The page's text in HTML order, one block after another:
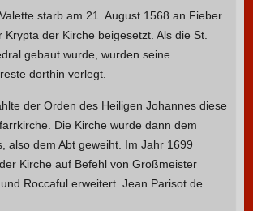
starb am 21. August 1568 an Fieber
Krypta der Kirche beigesetzt. Als die St.
gebaut wurde, wurden seine
dorthin verlegt.
der Orden des Heiligen Johannes diese
Die Kirche wurde dann dem
also dem Abt geweiht. Im Jahr 1699
Kirche auf Befehl von Großmeister
Roccaful erweitert. Jean Parisot de